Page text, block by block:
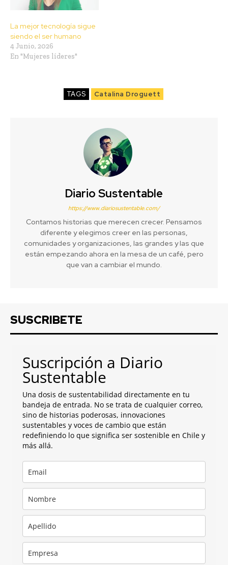
La mejor tecnología sigue
siendo el ser humano
4 Junio, 2026
En "Mujeres líderes"
TAGS Catalina Droguett
Diario Sustentable
https://www.diariosustentable.com/
Contamos historias que merecen crecer. Pensamos
diferente y elegimos creer en las personas,
comunidades y organizaciones, las grandes y las que
están empezando ahora en la mesa de un café, pero
que van a cambiar el mundo.
SUSCRIBETE
Suscripción a Diario
Sustentable
Una dosis de sustentabilidad directamente en tu
bandeja de entrada. No se trata de cualquier correo,
sino de historias poderosas, innovaciones
sustentables y voces de cambio que están
redefiniendo lo que significa ser sostenible en Chile y
más allá.